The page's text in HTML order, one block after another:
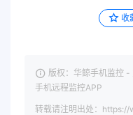
收
版权：华鲸手机监控
手机远程监控APP
转载请注明出处：